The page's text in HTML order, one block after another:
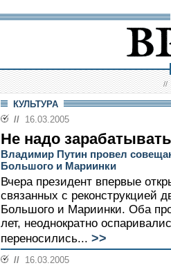
//
КУЛЬТУРА
// 16.03.2005
Не надо
Владимир Путин провел
Большого и Мариинки
Вчера президент впервые
связанных с реконструкцией
Большого и Мариинки. Оба
лет, неоднократно
переносились... >>
// 16.03.2005